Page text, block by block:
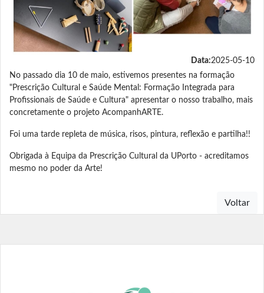
Data:2025-05-10
No passado dia 10 de maio, estivemos presentes na formação
"Prescrição Cultural e Saúde Mental: Formação Integrada para
Profissionais de Saúde e Cultura" apresentar o nosso trabalho, mais
concretamente o projeto AcompanhARTE.
Foi uma tarde repleta de música, risos, pintura, reflexão e partilha!!
Obrigada à Equipa da Prescrição Cultural da UPorto - acreditamos
mesmo no poder da Arte!
Voltar